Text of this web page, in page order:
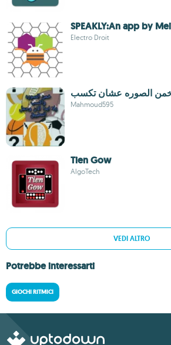
SPEAKLY:An app by
Electro Droit
الصوره عشان تكسب
Mahmoud595
Tien Gow
AlgoTech
VEDI ALTRO
Potrebbe interessarti
GIOCHI RITMICI